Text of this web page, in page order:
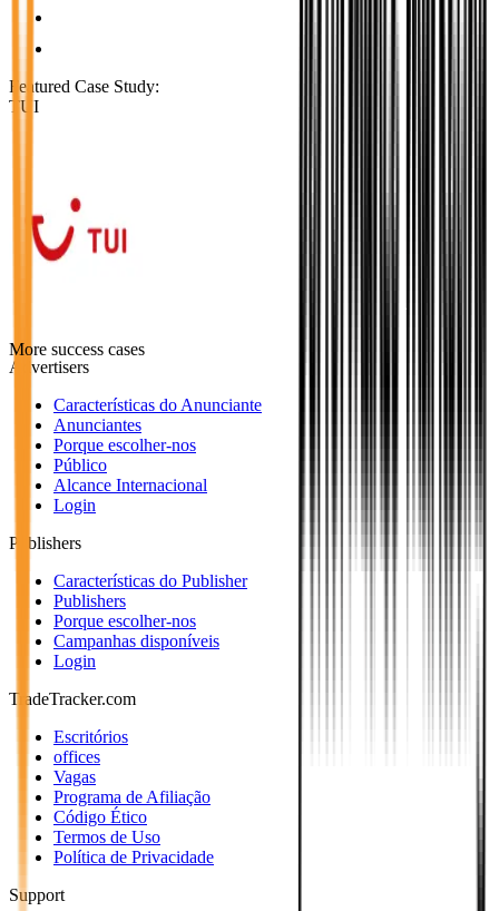
Featured Case Study:
TUI
More success cases
Advertisers
Características do Anunciante
Anunciantes
Porque escolher-nos
Público
Alcance Internacional
Login
Publishers
Características do Publisher
Publishers
Porque escolher-nos
Campanhas disponíveis
Login
TradeTracker.com
Escritórios
offices
Vagas
Programa de Afiliação
Código Ético
Termos de Uso
Política de Privacidade
Support